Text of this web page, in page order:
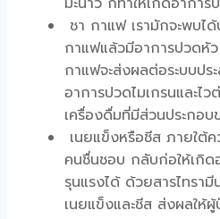
ชา กาแฟ เรามักจะพบ
กาแฟแล้วมีอาการปวดหัว
กาแฟจะส่งผลต่อระบบป
อาการปวดไมเกรนและไ
เครื่องดื่มที่มีส่วนประกอบ
เนยแข็งหรือชีส ภายใต้
คนชื่นชอบ กลับก่อให้เกิด
รุนแรงได้ ด้วยสารไทรา
เนยแข็งและชีส ส่งผลให้